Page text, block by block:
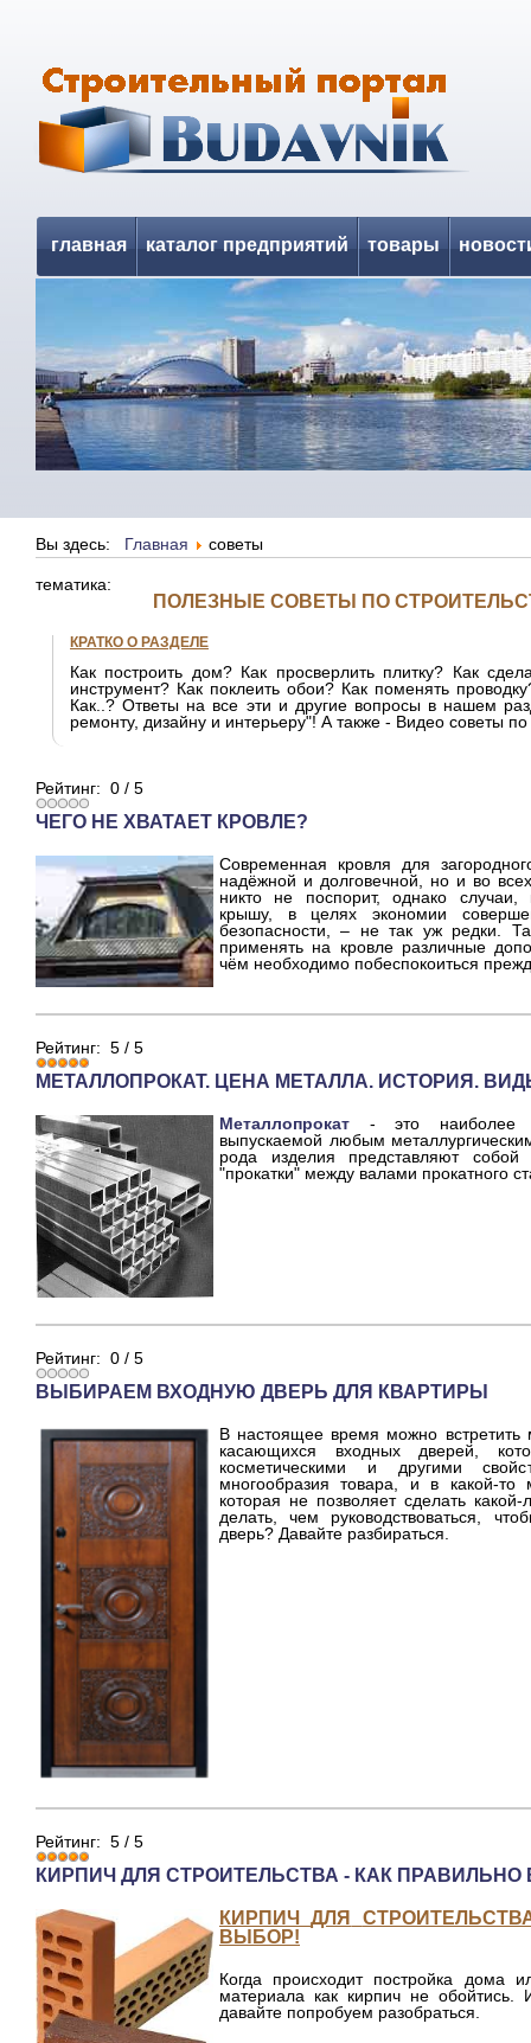
главная каталог предприятий товары
Вы здесь: Главная советы
тематика:
ПОЛЕЗНЫЕ СОВЕТЫ ПО
КРАТКО О РАЗДЕЛЕ
Как построить дом? Как просверлить плитку? Как
инструмент? Как поклеить обои? Как поменять
Как..? Ответы на все эти и другие вопросы в нашем
ремонту, дизайну и интерьеру"! А также - Видео советы по
Рейтинг: 0 / 5
ЧЕГО НЕ ХВАТАЕТ КРОВЛЕ?
Современная кровля для
надёжной и долговечной, но и во
никто не поспорит, однако случаи,
крышу, в целях экономии
безопасности, – не так уж редки.
применять на кровле различные
чём необходимо побеспокоиться
Рейтинг: 5 / 5
МЕТАЛЛОПРОКАТ. ЦЕНА МЕТАЛЛА. ИСТОРИЯ.
Металлопрокат - это наиболее
выпускаемой любым
рода изделия представляют собой
"прокатки" между валами прокатного
Рейтинг: 0 / 5
ВЫБИРАЕМ ВХОДНУЮ ДВЕРЬ ДЛЯ КВАРТИРЫ
В настоящее время можно встретить
касающихся входных дверей,
косметическими и другими
многообразия товара, и в какой-то
которая не позволяет сделать
делать, чем руководствоваться,
дверь? Давайте разбираться.
Рейтинг: 5 / 5
КИРПИЧ ДЛЯ СТРОИТЕЛЬСТВА - КАК ПРАВИЛЬНО
КИРПИЧ ДЛЯ
ВЫБОР!
Когда происходит постройка дома
материала
как кирпич не обойтись.
давайте попробуем разобраться